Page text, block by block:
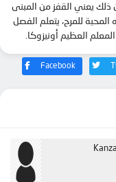
ذلك يعني القفز من المبنى
للمرح، يتعلم الفصل
Facebook